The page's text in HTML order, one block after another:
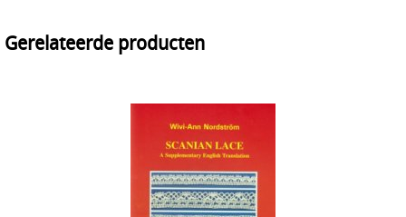
Gerelateerde producten